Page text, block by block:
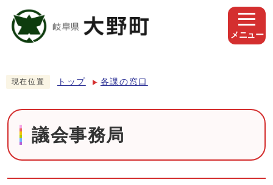
メニュー
現在位置 トップ 各課の窓口
議会事務局